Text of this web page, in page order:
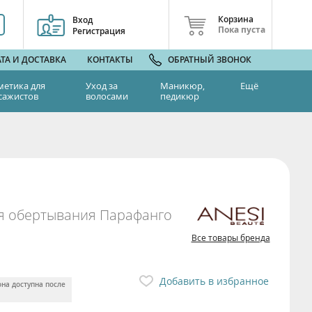
Вход
Регистрация
Корзина
Пока пуста
И ДОСТАВКА КОНТАКТЫ ОБРАТНЫЙ ЗВОНОК
для
Уход за
волосами
Маникюр,
педикюр
Ещё
обертывания Парафанго
Все товары бренда
Добавить в избранное
доступна после